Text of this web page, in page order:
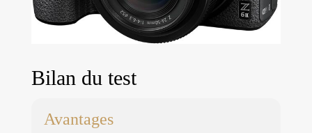
Bilan du test
Avantages